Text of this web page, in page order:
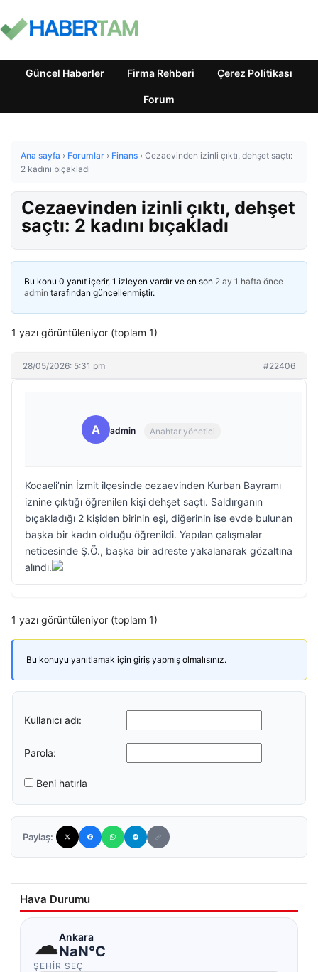
Güncel Haberler Firma Rehberi Çerez Politikası
Forum
Ana sayfa › Forumlar › Finans › Cezaevinden izinli çıktı, dehşet saçtı:
2 kadını bıçakladı
Cezaevinden izinli çıktı, dehşet
saçtı: 2 kadını bıçakladı
Bu konu 0 yanıt içerir, 1 izleyen vardır ve en son 2 ay 1 hafta önce
admin tarafından güncellenmiştir.
1 yazı görüntüleniyor (toplam 1)
28/05/2026: 5:31 pm #22406
A admin Anahtar yönetici
Kocaeli’nin İzmit ilçesinde cezaevinden Kurban Bayramı
iznine çıktığı öğrenilen kişi dehşet saçtı. Saldırganın
bıçakladığı 2 kişiden birinin eşi, diğerinin ise evde bulunan
başka bir kadın olduğu öğrenildi. Yapılan çalışmalar
neticesinde Ş.Ö., başka bir adreste yakalanarak gözaltına
alındı.
1 yazı görüntüleniyor (toplam 1)
Bu konuyu yanıtlamak için giriş yapmış olmalısınız.
Kullanıcı adı:
Parola:
Beni hatırla
Paylaş:
Hava Durumu
☁Ankara
NaN°C
ŞEHIR SEÇ